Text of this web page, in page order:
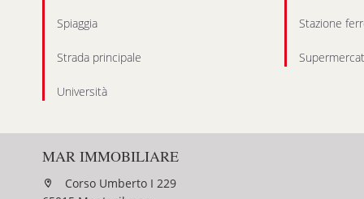
Spiaggia Stazione
Strada principale
Università
MAR IMMOBILIARE
Corso Umberto I 229